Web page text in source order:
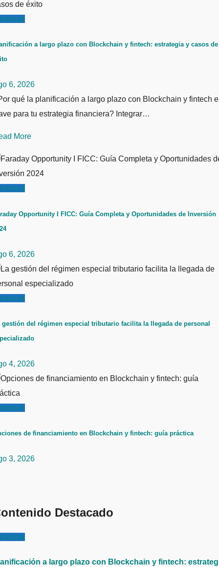
a largo plazo con Blockchain y fintech: estrategia y casos de
6, 2026
qué la planificación a largo plazo con Blockchain y fintech
para tu estrategia financiera? Integrar…
More
Opportunity I FICC: Guía Completa y Oportunidades de Inversión
6, 2026
gestión del régimen especial tributario facilita la llegada de personal
4, 2026
de financiamiento en Blockchain y fintech: guía práctica
3, 2026
Destacado
a largo plazo con Blockchain y fintech: